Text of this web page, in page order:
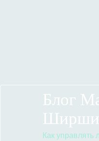
Блог
Как